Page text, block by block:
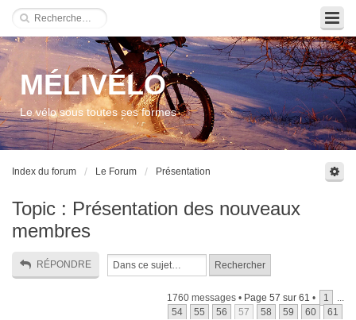
MÉLIVÉLO
Le vélo sous toutes ses formes
Index du forum Le Forum Présentation
Topic : Présentation des nouveaux
membres
RÉPONDRE
1760 messages • Page 57 sur 61 • 1
...
54
55 56 57 58 59 60 61